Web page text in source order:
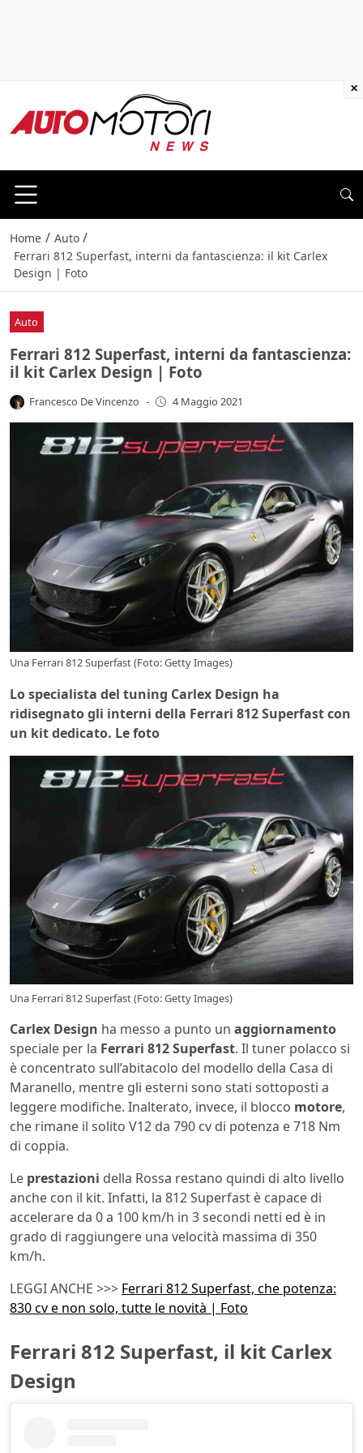
Home / Auto /
Ferrari 812 Superfast, interni da fantascienza: il kit Carlex
Design | Foto
Auto
Ferrari 812 Superfast, interni da fantascienza:
il kit Carlex Design | Foto
Francesco De Vincenzo - 4 Maggio 2021
Una Ferrari 812 Superfast (Foto: Getty Images)
Lo specialista del tuning Carlex Design ha
ridisegnato gli interni della Ferrari 812 Superfast con
un kit dedicato. Le foto
Una Ferrari 812 Superfast (Foto: Getty Images)
Carlex Design ha messo a punto un aggiornamento
speciale per la Ferrari 812 Superfast. Il tuner polacco si
è concentrato sull’abitacolo del modello della Casa di
Maranello, mentre gli esterni sono stati sottoposti a
leggere modifiche. Inalterato, invece, il blocco motore,
che rimane il solito V12 da 790 cv di potenza e 718 Nm
di coppia.
Le prestazioni della Rossa restano quindi di alto livello
anche con il kit. Infatti, la 812 Superfast è capace di
accelerare da 0 a 100 km/h in 3 secondi netti ed è in
grado di raggiungere una velocità massima di 350
km/h.
LEGGI ANCHE >>> Ferrari 812 Superfast, che potenza:
830 cv e non solo, tutte le novità | Foto
Ferrari 812 Superfast, il kit Carlex
Design
×